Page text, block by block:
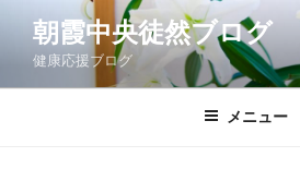
ン
朝霞中央徒然ブログ
健康応援ブログ
メニュー